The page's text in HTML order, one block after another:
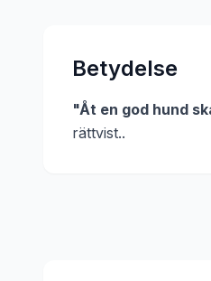
Betydelse
"Åt en god hund
rättvist..